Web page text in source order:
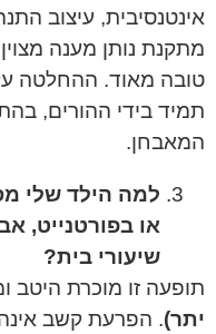
מתקנת נותן מענה
טובה מאוד. ההחלטה
תמיד בידי ההורים,
המאבחן.
למה הילד שלי
או בפורטנייט,
שיעורי בית?
תופעה זו מוכרת היטב
יתר). הפרעת קשב